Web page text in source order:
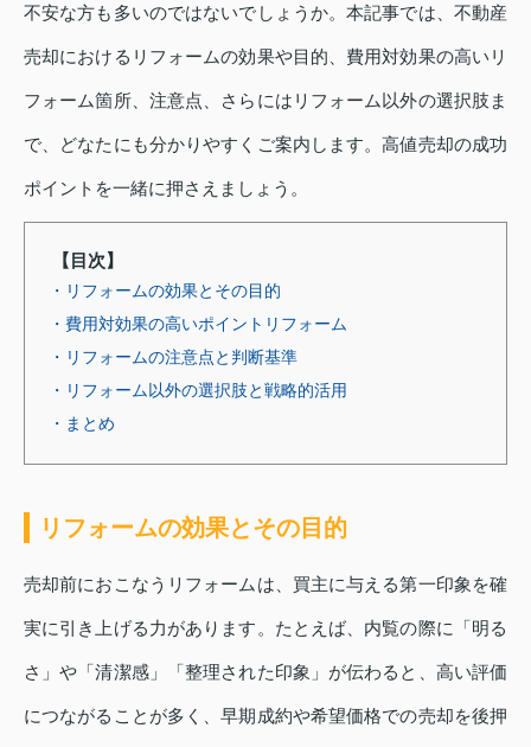
不安な方も多いのではないでしょうか。本記事では、不動産
売却におけるリフォームの効果や目的、費用対効果の高いリ
フォーム箇所、注意点、さらにはリフォーム以外の選択肢ま
で、どなたにも分かりやすくご案内します。高値売却の成功
ポイントを一緒に押さえましょう。
【目次】
・リフォームの効果とその目的
・費用対効果の高いポイントリフォーム
・リフォームの注意点と判断基準
・リフォーム以外の選択肢と戦略的活用
・まとめ
リフォームの効果とその目的
売却前におこなうリフォームは、買主に与える第一印象を確
実に引き上げる力があります。たとえば、内覧の際に「明る
さ」や「清潔感」「整理された印象」が伝わると、高い評価
につながることが多く、早期成約や希望価格での売却を後押